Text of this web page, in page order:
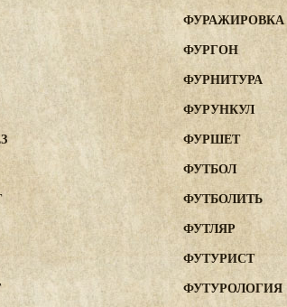
ФУРАЖИРОВКА
ФУРГОН
ФУРНИТУРА
ФУРУНКУЛ
ФУРШЕТ
ФУТБОЛ
ФУТБОЛИТЬ
ФУТЛЯР
ФУТУРИСТ
ФУТУРОЛОГИЯ